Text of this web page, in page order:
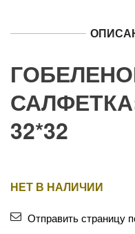
32*32
НЕТ В НАЛИЧИИ
Отправить страницу